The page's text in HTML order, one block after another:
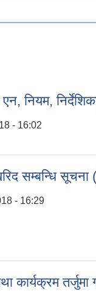
एन, नियम,
- 16:02
सम्बन्धि
- 16:29
तर्जुमा